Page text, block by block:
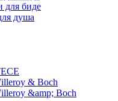
для биде
душа
& Boch
&amp; Boch